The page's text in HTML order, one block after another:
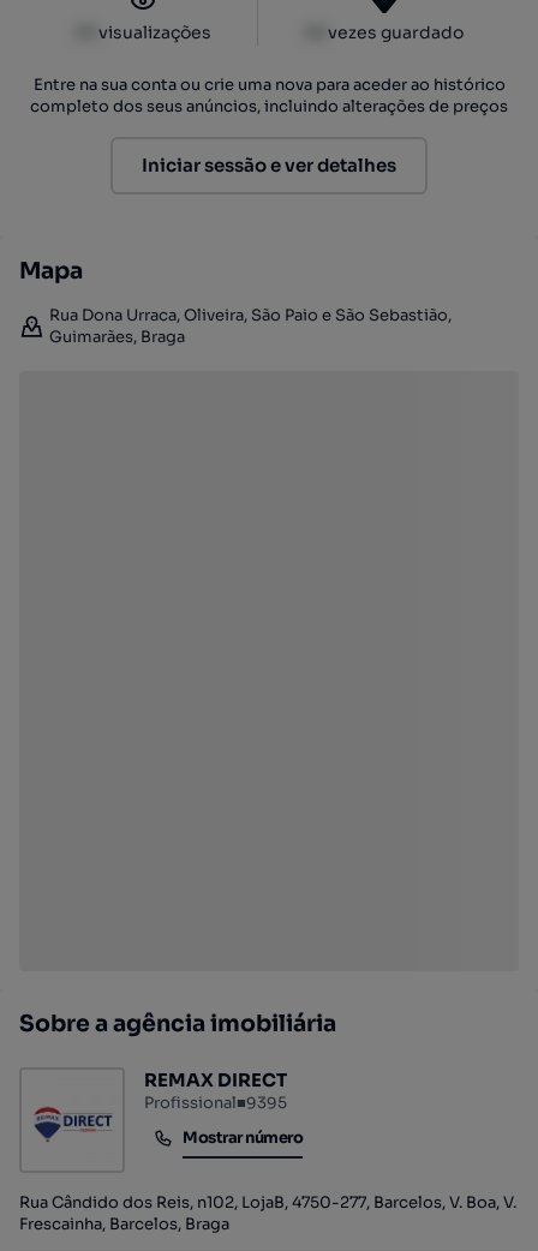
visualizações vezes guardado
Entre na sua conta ou crie uma nova para aceder ao histórico
completo dos seus anúncios, incluindo alterações de preços
Iniciar sessão e ver detalhes
Mapa
Rua Dona Urraca, Oliveira, São Paio e São Sebastião,
Guimarães, Braga
Sobre a agência imobiliária
REMAX DIRECT
Profissional■9395
Mostrar número
Mostrar número
Rua Cândido dos Reis, n102, LojaB, 4750-277, Barcelos, V. Boa, V.
Frescainha, Barcelos, Braga